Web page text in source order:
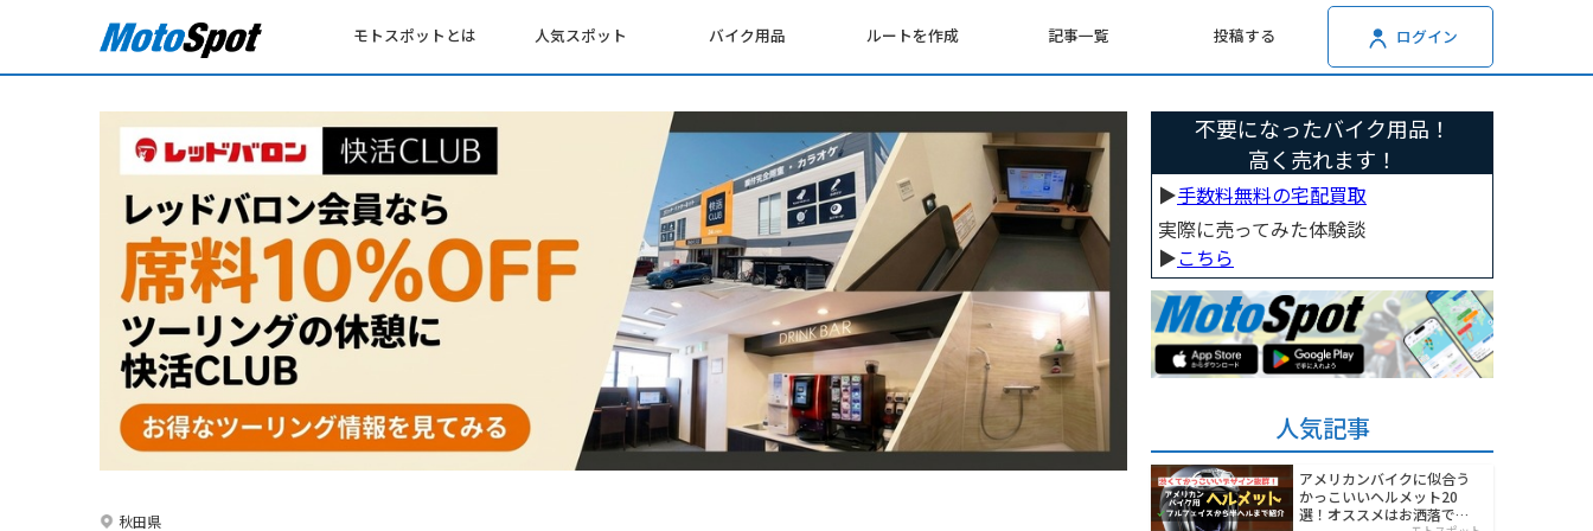
モトスポットとは 人気スポット バイク用品 ルートを作成 記事一覧 投稿する ログイン
秋田県
不要になったバイク用品！
高く売れます！
▶︎手数料無料の宅配買取
実際に売ってみた体験談
▶︎こちら
人気記事
アメリカンバイクに似合う
かっこいいヘルメット20
選！オススメはお洒落でワ